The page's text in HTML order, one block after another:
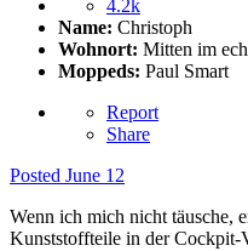
4.2k
Name: Christoph
Wohnort: Mitten im
Moppeds: Paul Smart
Report
Share
Posted June 12
Wenn ich mich nicht täusche,
Kunststoffteile in der Cockpit-